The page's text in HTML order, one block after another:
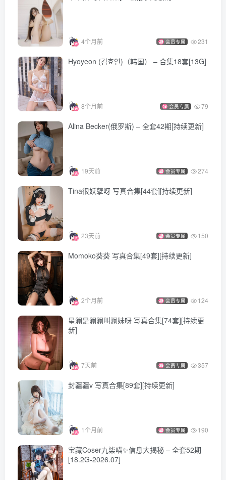
ElyEE子 – NO.190 Kazami Yuuka 幽香花海 [38P1V-167MB]
[10.18]
ElyEE子 – NO.189 Kazami Yuuka ~ Uniform 幽香制服
[25P2V-99MB]
ElyEE子 – NO.188 Goldfish Stroll 金魚散步 [30P2V-144MB
[10.17]
ElyEE子 – NO.187 Birthday Lion E 誕生獅子E [39P2V-
150MB]
[10.16]
ElyEE子 – NO.186 Roses After the Rain 雨後玫瑰 [30P1V-
114MB]
ElyEE子 – NO.185 Summer Night Fireworks 夏夜花火
[41P6V-478MB]
[10.5]
ElyEE子 – NO.184 2024年09月订阅 (4套)[114P-5V-483.9M]
[10.4]
ElyEE子 – NO.183 2024年08月订阅 (3套)[110P-9V-743.6M]
[9.21]
ElyEE子 – NO.182 Heart Swimsuit心心泳裝[21P-1V-46.2M]
[9.20]
ElyEE子 – NO.181 Blue Ribbon Sweets藍絲帶甜點[26P-3V-
60.2M]
[9.19]
ElyEE子 – NO.180 Rainy Season 雨季繡球花 [31P2V-85MB]
4个月前 会员专属 231
Hyoyeon (김효연)（韩国） – 合集18套[13G]
8个月前 会员专属 79
Alina Becker(俄罗斯) – 全套42期[持续更新]
19天前 会员专属 274
Tina很妖孽呀 写真合集[44套][持续更新]
23天前 会员专属 150
Momoko葵葵 写真合集[49套][持续更新]
2个月前 会员专属 124
星澜是澜澜叫澜妹呀 写真合集[74套][持续更
新]
7天前 会员专属 357
封疆疆v 写真合集[89套][持续更新]
1个月前 会员专属 190
宝藏Coser九柒喵✨信息大揭秘 – 全套52期
[18.2G-2026.07]